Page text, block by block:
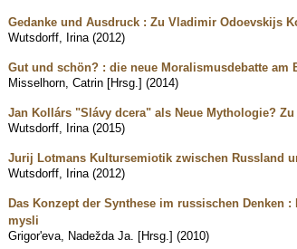
Gedanke und Ausdruck : Zu Vladimir Odoevskijs
Wutsdorff, Irina (2012)
Gut und schön? : die neue Moralismusdebatte am
Misselhorn, Catrin [Hrsg.] (2014)
Jan Kollárs "Slávy dcera" als Neue Mythologie?
Wutsdorff, Irina (2015)
Jurij Lotmans Kultursemiotik zwischen Russland
Wutsdorff, Irina (2012)
Das Konzept der Synthese im russischen Denken
mysli
Grigorʹeva, Nadežda Ja. [Hrsg.] (2010)